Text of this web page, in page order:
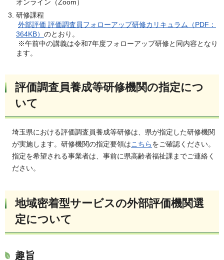
オンライン（Zoom）
研修課程
外部評価 評価調査員フォローアップ研修カリキュラム（PDF：
364KB） のとおり。
※午前中の講義は令和7年度フォローアップ研修と同内容となり
ます。
評価調査員養成等研修機関の指定につ
いて
埼玉県における評価調査員養成等研修は、県が指定した研修機関
が実施します。研修機関の指定要領はこちらをご確認ください。
指定を希望される事業者は、事前に県高齢者福祉課までご連絡く
ださい。
地域密着型サービスの外部評価機関選
定について
趣旨